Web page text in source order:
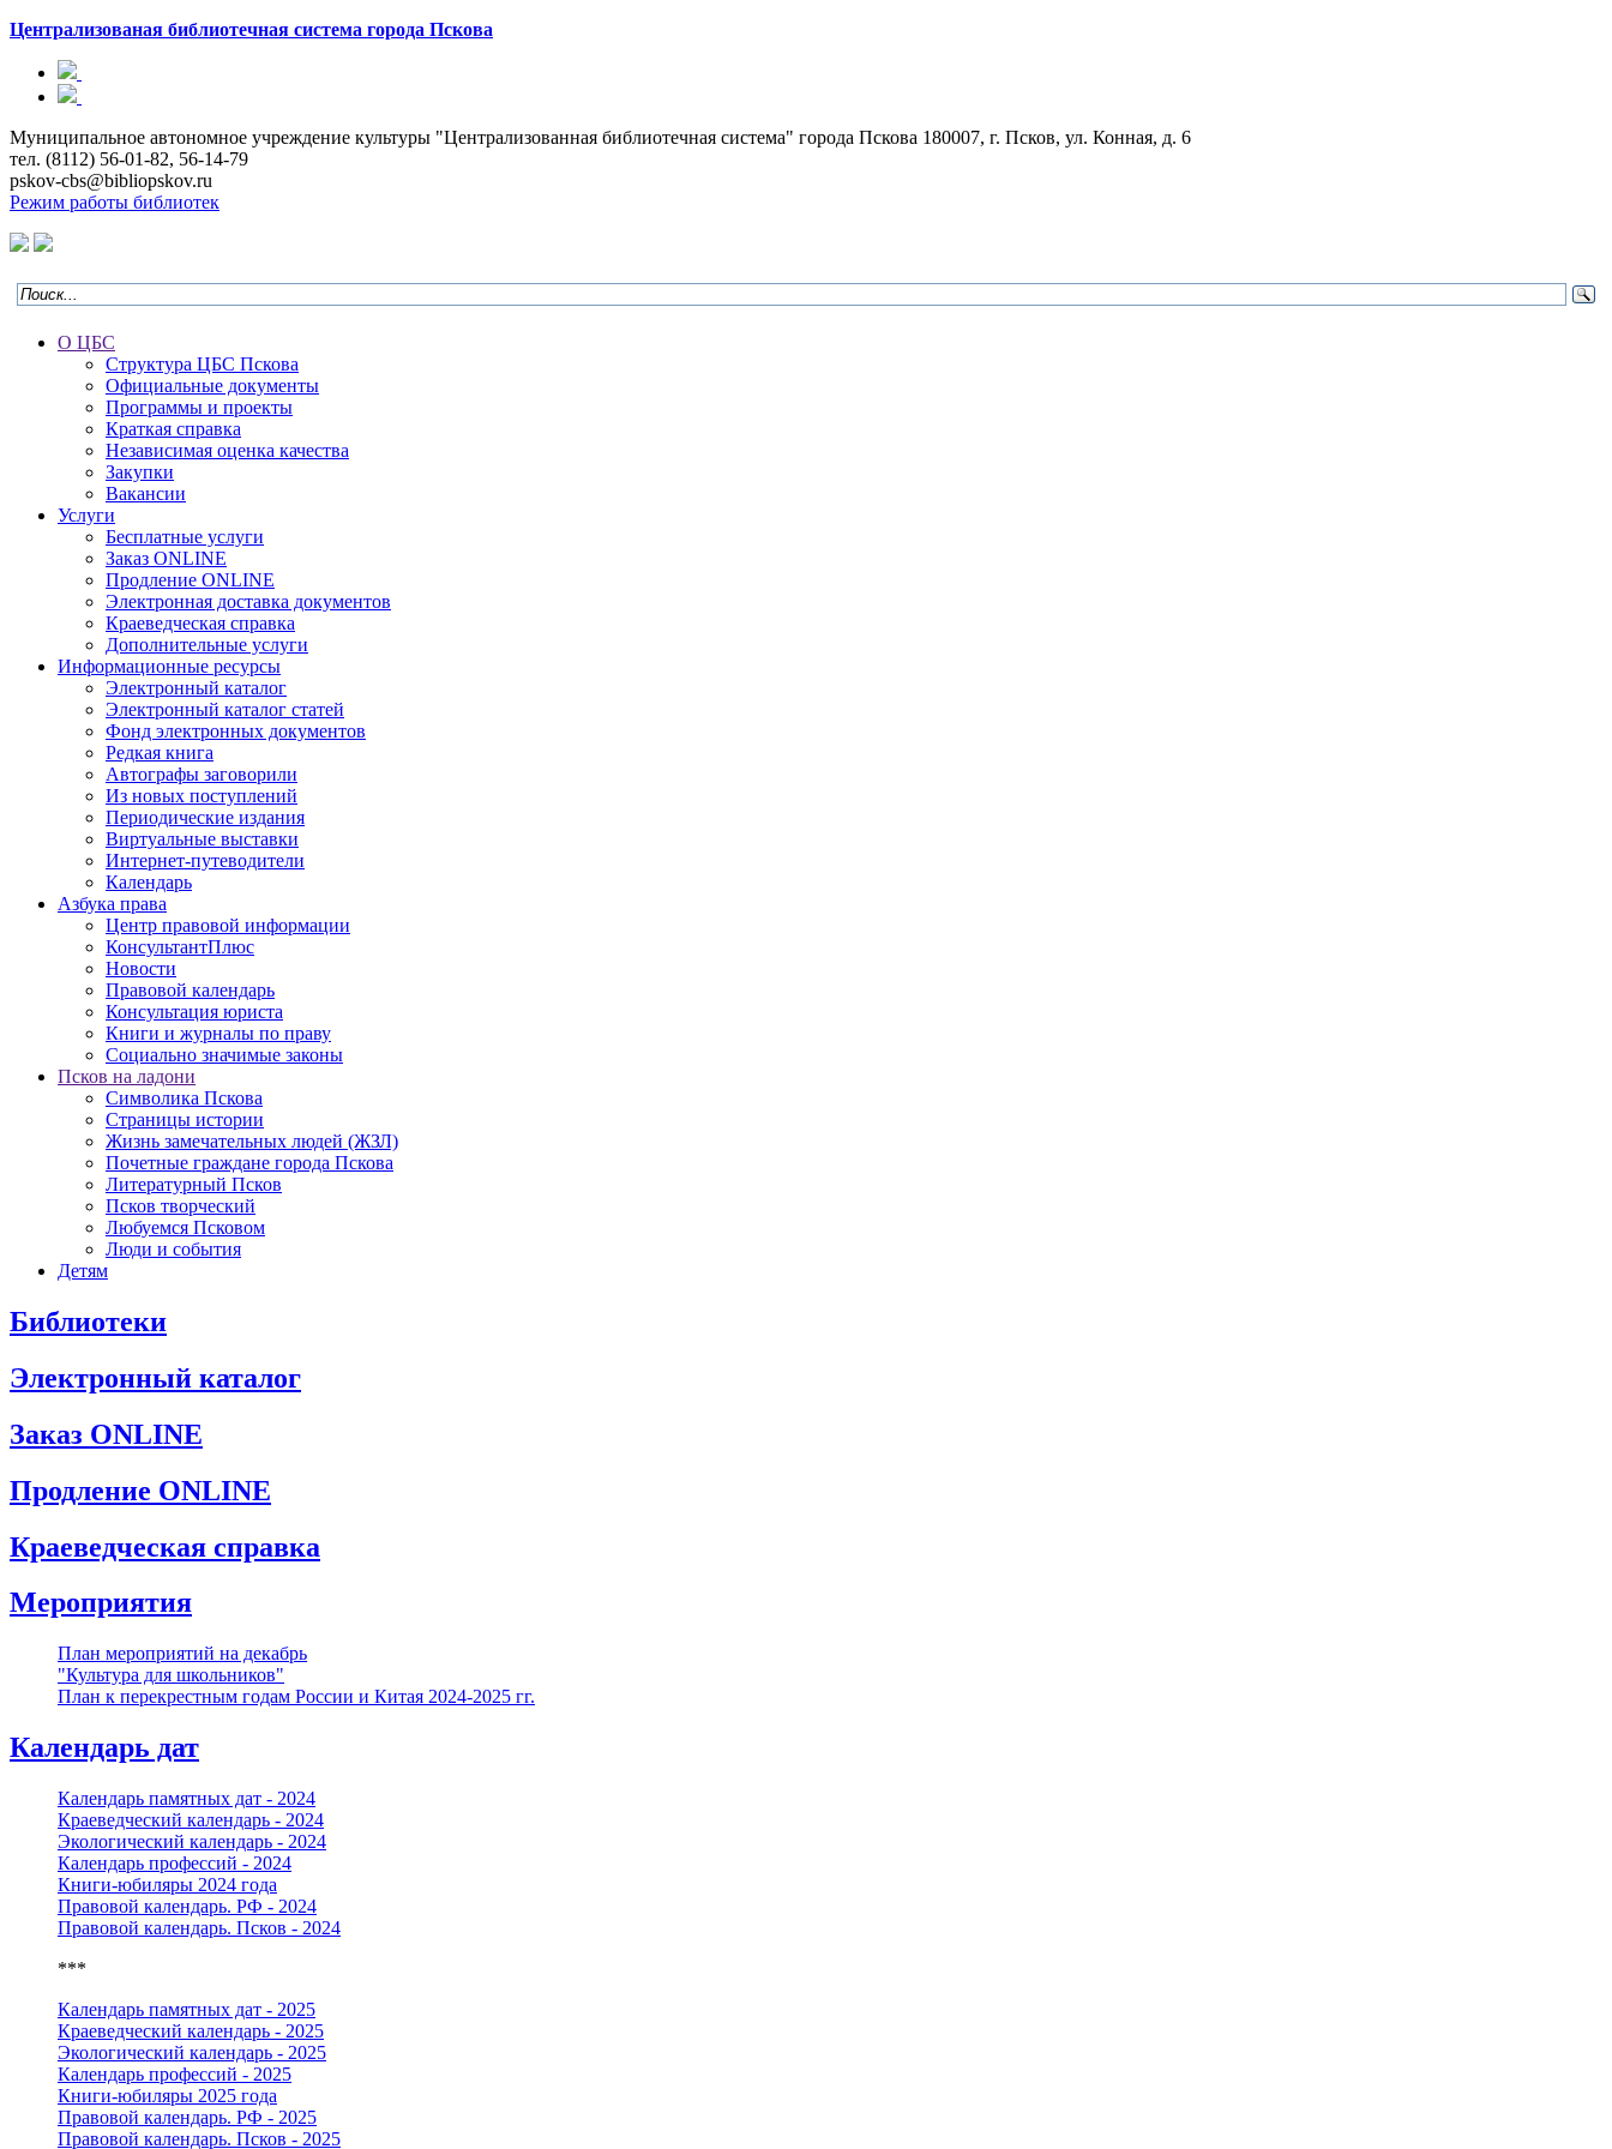
Централизованая библиотечная система города Пскова
Муниципальное автономное учреждение культуры "Централизованная библиотечная система" города Пскова 180007, г. Псков, ул. Конная, д. 6
тел. (8112) 56-01-82, 56-14-79
pskov-cbs@bibliopskov.ru
Режим работы библиотек
О ЦБС
Структура ЦБС Пскова
Официальные документы
Программы и проекты
Краткая справка
Независимая оценка качества
Закупки
Вакансии
Услуги
Бесплатные услуги
Заказ ONLINE
Продление ONLINE
Электронная доставка документов
Краеведческая справка
Дополнительные услуги
Информационные ресурсы
Электронный каталог
Электронный каталог статей
Фонд электронных документов
Редкая книга
Автографы заговорили
Из новых поступлений
Периодические издания
Виртуальные выставки
Интернет-путеводители
Календарь
Азбука права
Центр правовой информации
КонсультантПлюс
Новости
Правовой календарь
Консультация юриста
Книги и журналы по праву
Социально значимые законы
Псков на ладони
Символика Пскова
Страницы истории
Жизнь замечательных людей (ЖЗЛ)
Почетные граждане города Пскова
Литературный Псков
Псков творческий
Любуемся Псковом
Люди и события
Детям
Библиотеки
Электронный каталог
Заказ ONLINE
Продление ONLINE
Краеведческая справка
Мероприятия
План мероприятий на декабрь
"Культура для школьников"
План к перекрестным годам России и Китая 2024-2025 гг.
Календарь дат
Календарь памятных дат - 2024
Краеведческий календарь - 2024
Экологический календарь - 2024
Календарь профессий - 2024
Книги-юбиляры 2024 года
Правовой календарь. РФ - 2024
Правовой календарь. Псков - 2024
***
Календарь памятных дат - 2025
Краеведческий календарь - 2025
Экологический календарь - 2025
Календарь профессий - 2025
Книги-юбиляры 2025 года
Правовой календарь. РФ - 2025
Правовой календарь. Псков - 2025